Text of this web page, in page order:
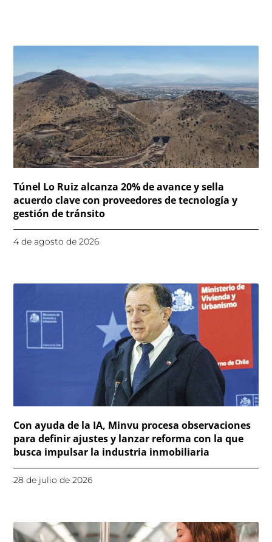
Túnel Lo Ruiz alcanza 20% de avance y sella
acuerdo clave con proveedores de tecnología y
gestión de tránsito
4 de agosto de 2026
Con ayuda de la IA, Minvu procesa observaciones
para definir ajustes y lanzar reforma con la que
busca impulsar la industria inmobiliaria
28 de julio de 2026